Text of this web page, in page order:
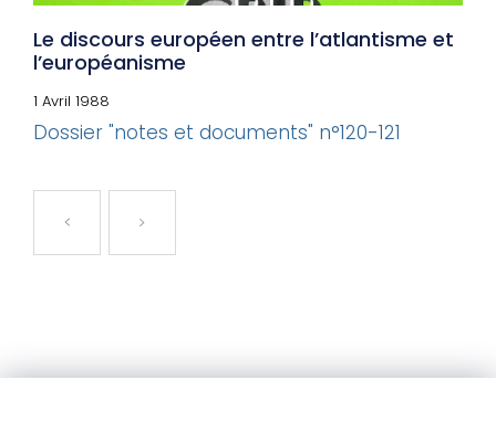
Le discours européen entre l’atlantisme et
l’européanisme
1 Avril 1988
Dossier "notes et documents" n°120-121